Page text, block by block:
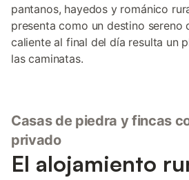
pantanos, hayedos y románico
presenta como un destino sereno
caliente al final del día resulta un
las caminatas.
Casas de piedra y fincas
privado
El alojamiento